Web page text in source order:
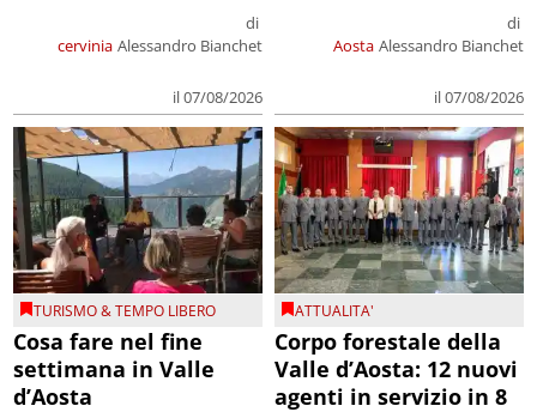
cervinia
di
Alessandro Bianchet
il 07/08/2026
Aosta
di
Alessandro Bianchet
il 07/08/2026
TURISMO & TEMPO LIBERO
Cosa fare nel fine
settimana in Valle
d’Aosta
ATTUALITA'
Corpo forestale della
Valle d’Aosta: 12 nuovi
agenti in servizio in 8